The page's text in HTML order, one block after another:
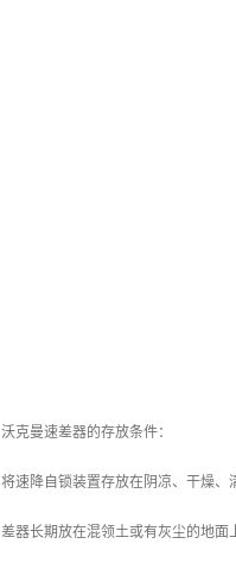
沃克曼速差器的存放条件：
将速降自锁装置存放在阴凉、干燥
差器长期放在混领土或有灰尘的地面